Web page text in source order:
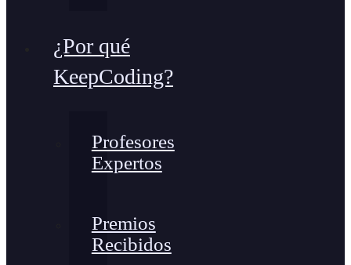
¿Por qué
KeepCoding?
Profesores
Expertos
Premios
Recibidos